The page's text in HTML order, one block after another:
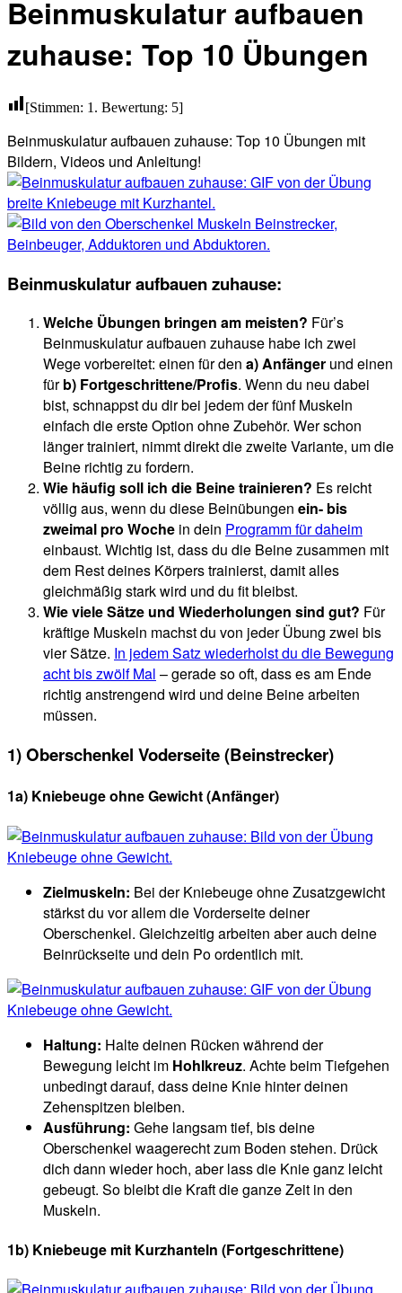
Beinmuskulatur aufbauen
zuhause: Top 10 Übungen
[Stimmen: 1 . Bewertung: 5]
Beinmuskulatur aufbauen zuhause: Top 10 Übungen mit
Bildern, Videos und Anleitung!
Beinmuskulatur aufbauen zuhause:
Welche Übungen bringen am meisten? Für’s
Beinmuskulatur aufbauen zuhause habe ich zwei
Wege vorbereitet: einen für den a) Anfänger und einen
fürb) Fortgeschrittene/Profis. Wenn du neu dabei
bist, schnappst du dir bei jedem der fünf Muskeln
einfach die erste Option ohne Zubehör. Wer schon
länger trainiert, nimmt direkt die zweite Variante, um die
Beine richtig zu fordern.
Wie häufig soll ich die Beine trainieren? Es reicht
völlig aus, wenn du diese Beinübungen ein- bis
zweimal pro Woche in dein Programm für daheim
einbaust. Wichtig ist, dass du die Beine zusammen mit
dem Rest deines Körpers trainierst, damit alles
gleichmäßig stark wird und du fit bleibst.
Wie viele Sätze und Wiederholungen sind gut? Für
kräftige Muskeln machst du von jeder Übung zwei bis
vier Sätze. In jedem Satz wiederholst du die Bewegung
acht bis zwölf Mal – gerade so oft, dass es am Ende
richtig anstrengend wird und deine Beine arbeiten
müssen.
1) Oberschenkel Voderseite (Beinstrecker)
1a) Kniebeuge ohne Gewicht (Anfänger)
Zielmuskeln: Bei der Kniebeuge ohne Zusatzgewicht
stärkst du vor allem die Vorderseite deiner
Oberschenkel. Gleichzeitig arbeiten aber auch deine
Beinrückseite und dein Po ordentlich mit.
Haltung: Halte deinen Rücken während der
Bewegung leicht im Hohlkreuz. Achte beim Tiefgehen
unbedingt darauf, dass deine Knie hinter deinen
Zehenspitzen bleiben.
Ausführung: Gehe langsam tief, bis deine
Oberschenkel waagerecht zum Boden stehen. Drück
dich dann wieder hoch, aber lass die Knie ganz leicht
gebeugt. So bleibt die Kraft die ganze Zeit in den
Muskeln.
1b) Kniebeuge mit Kurzhanteln (Fortgeschrittene)